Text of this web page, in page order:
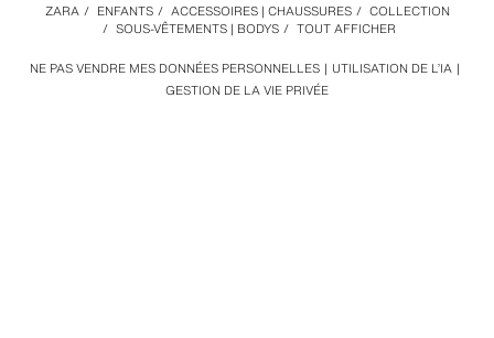
NE PAS VENDRE MES DONNÉES PERSONNELLES
UTILISATION DE L’IA
GESTION DE LA VIE PRIVÉE
ZARA / ENFANTS / ACCESSOIRES | CHAUSSURES / COLLECTION
/ SOUS-VÊTEMENTS | BODYS / TOUT AFFICHER